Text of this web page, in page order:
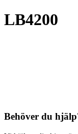
LB4200
Behöver du